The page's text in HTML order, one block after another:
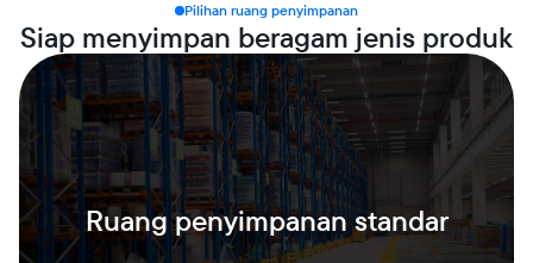
Pilihan ruang penyimpanan
Siap menyimpan beragam jenis produk
Ruang penyimpanan standar